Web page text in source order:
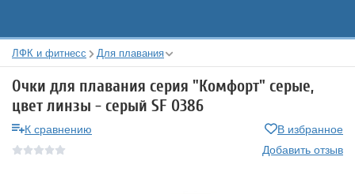
ЛФК и фитнесс Для плавания
Очки для плавания серия "Комфорт" серые,
цвет линзы - серый SF 0386
К сравнению
В избранное
Добавить отзыв